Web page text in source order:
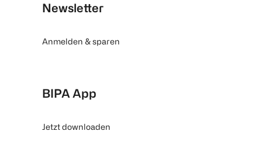
Newsletter
Anmelden & sparen
BIPA App
Jetzt downloaden